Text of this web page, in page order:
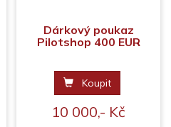
Dárkový poukaz
Pilotshop 400 EUR
Koupit
10 000,- Kč